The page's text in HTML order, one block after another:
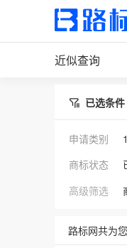
近似查询
已选条件
申请类别
商标状态
高级筛选
路标网共为